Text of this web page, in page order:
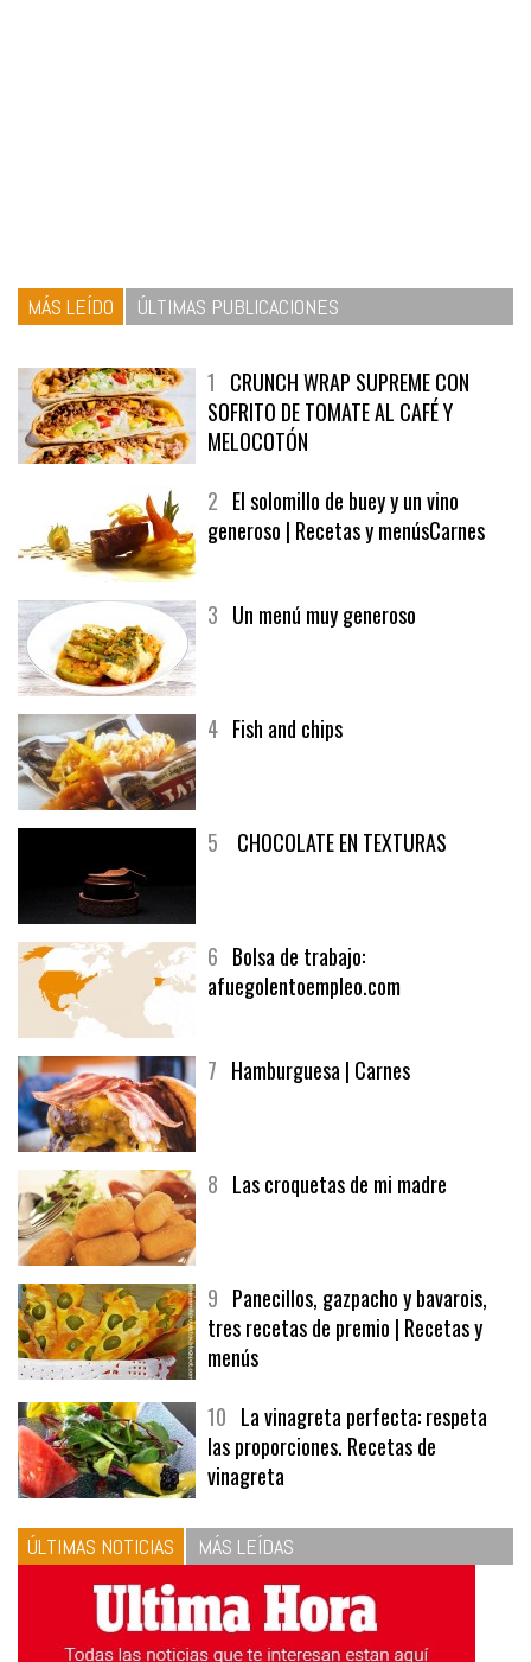
MÁS LEÍDO ÚLTIMAS PUBLICACIONES
1 CRUNCH WRAP SUPREME CON
SOFRITO DE TOMATE AL CAFÉ Y
MELOCOTÓN
2 El solomillo de buey y un vino
generoso | Recetas y menúsCarnes
3 Un menú muy generoso
4 Fish and chips
5 CHOCOLATE EN TEXTURAS
6 Bolsa de trabajo:
afuegolentoempleo.com
7 Hamburguesa | Carnes
8 Las croquetas de mi madre
9 Panecillos, gazpacho y bavarois,
tres recetas de premio | Recetas y
menús
10 La vinagreta perfecta: respeta
las proporciones. Recetas de
vinagreta
ÚLTIMAS NOTICIAS MÁS LEÍDAS